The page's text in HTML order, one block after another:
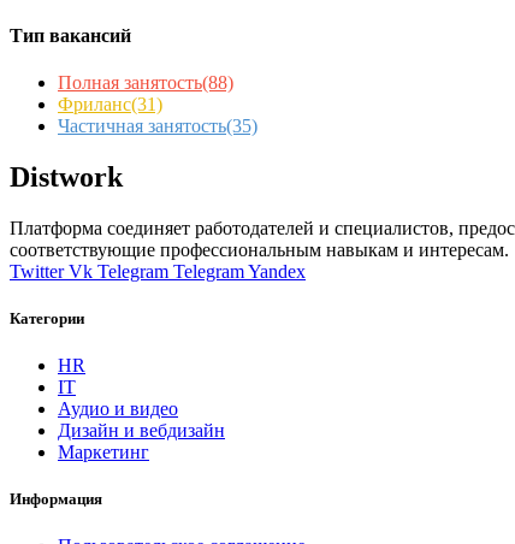
Тип вакансий
Полная занятость(88)
Фриланс(31)
Частичная занятость(35)
Distwork
Платформа соединяет работодателей и специалистов,
соответствующие профессиональным навыкам и интересам.
Twitter Vk Telegram TelegramYandex
Категории
HR
IT
Аудио и видео
Дизайн и вебдизайн
Маркетинг
Информация